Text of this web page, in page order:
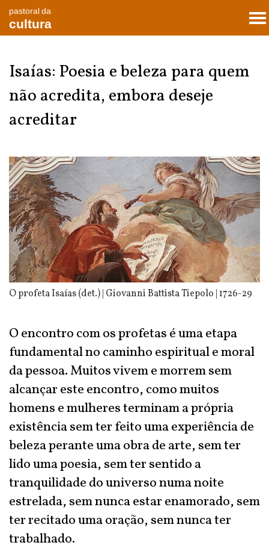
pastoral da
cultura
Isaías: Poesia e beleza para quem
não acredita, embora deseje
acreditar
O profeta Isaías (det.) | Giovanni Battista Tiepolo | 1726-29
O encontro com os profetas é uma etapa
fundamental no caminho espiritual e moral
da pessoa. Muitos vivem e morrem sem
alcançar este encontro, como muitos
homens e mulheres terminam a própria
existência sem ter feito uma experiência de
beleza perante uma obra de arte, sem ter
lido uma poesia, sem ter sentido a
tranquilidade do universo numa noite
estrelada, sem nunca estar enamorado, sem
ter recitado uma oração, sem nunca ter
trabalhado.